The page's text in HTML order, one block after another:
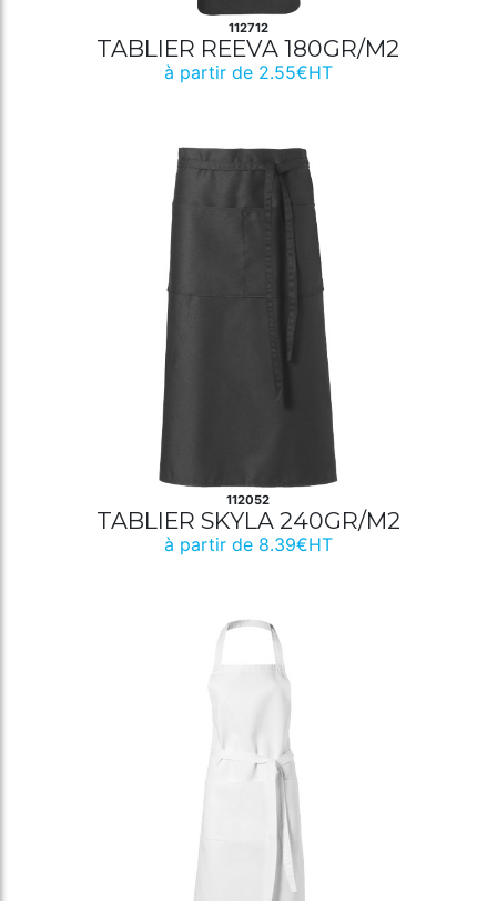
112712
TABLIER REEVA 180GR/M2
à partir de 2.55€HT
112052
TABLIER SKYLA 240GR/M2
à partir de 8.39€HT